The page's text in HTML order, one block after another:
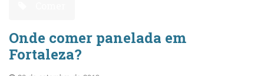
Onde comer panelada em
Fortaleza?